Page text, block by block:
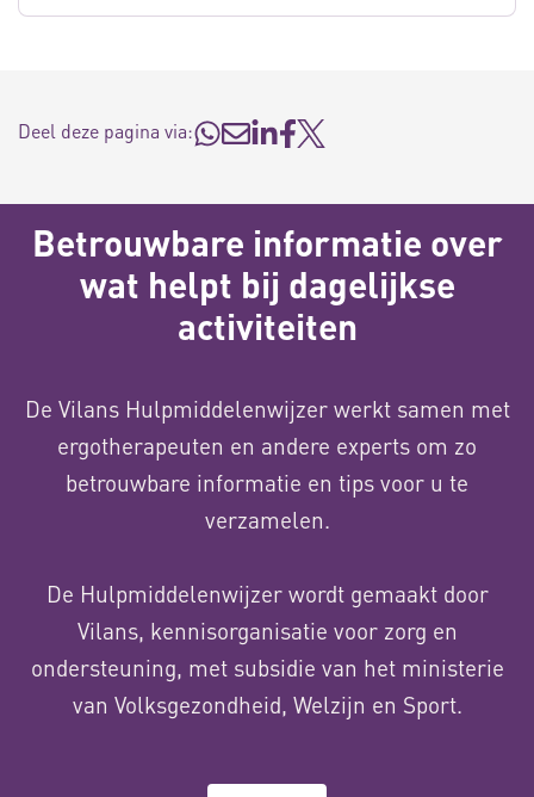
Deel deze pagina via:
Betrouwbare informatie over
wat helpt bij dagelijkse
activiteiten
De Vilans Hulpmiddelenwijzer werkt samen met
ergotherapeuten en andere experts om zo
betrouwbare informatie en tips voor u te
verzamelen.
De Hulpmiddelenwijzer wordt gemaakt door
Vilans, kennisorganisatie voor zorg en
ondersteuning, met subsidie van het ministerie
van Volksgezondheid, Welzijn en Sport.